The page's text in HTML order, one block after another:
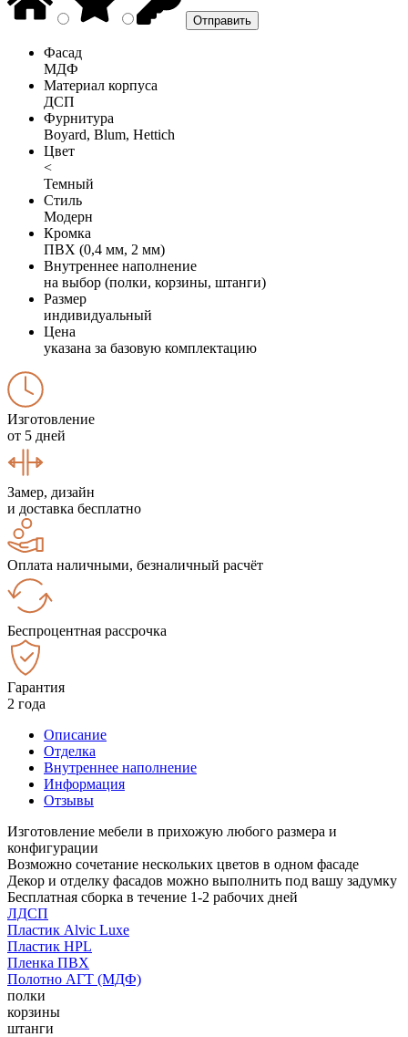
Фасад
МДФ
Материал корпуса
ДСП
Фурнитура
Boyard, Blum, Hettich
Цвет
<
Темный
Стиль
Модерн
Кромка
ПВХ (0,4 мм, 2 мм)
Внутреннее наполнение
на выбор (полки, корзины, штанги)
Размер
индивидуальный
Цена
указана за базовую комплектацию
Изготовление
от 5 дней
Замер, дизайн
и доставка бесплатно
Оплата наличными, безналичный расчёт
Беспроцентная рассрочка
Гарантия
2 года
Описание
Отделка
Внутреннее наполнение
Информация
Отзывы
Изготовление мебели в прихожую любого размера и
конфигурации
Возможно сочетание нескольких цветов в одном фасаде
Декор и отделку фасадов можно выполнить под вашу задумку
Бесплатная сборка в течение 1-2 рабочих дней
ЛДСП
Пластик Alvic Luxe
Пластик HPL
Пленка ПВХ
Полотно АГТ (МДФ)
полки
корзины
штанги